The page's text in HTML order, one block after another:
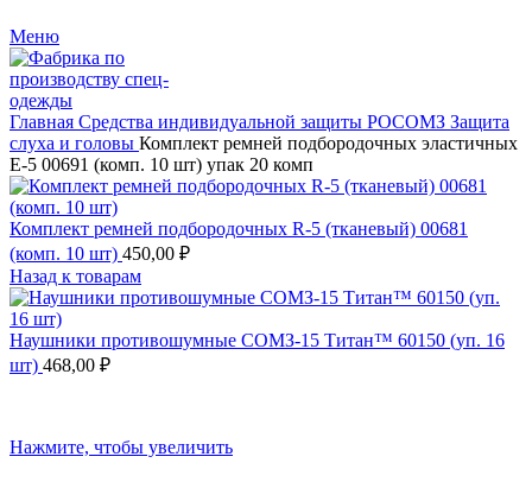
Меню
Главная Средства индивидуальной защиты РОСОМЗ Защита
слуха и головы Комплект ремней подбородочных эластичных
E-5 00691 (комп. 10 шт) упак 20 комп
Комплект ремней подбородочных R-5 (тканевый) 00681
(комп. 10 шт) 450,00 ₽
Назад к товарам
Наушники противошумные СОМЗ-15 Титан™ 60150 (уп. 16
шт) 468,00 ₽
Нажмите, чтобы увеличить